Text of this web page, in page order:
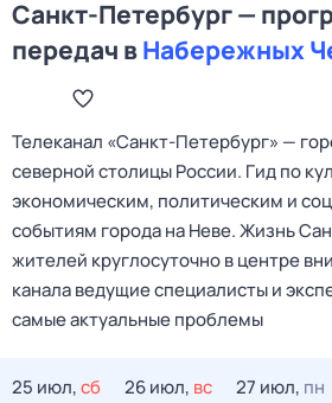
Санкт-Петербург —
передач вНабережных
Телеканал «Санкт‑Петербург» —
северной столицы России. Гид по
экономическим, политическим и
событиям города на Неве. Жизнь
жителей круглосуточно в центре
канала ведущие специалисты и
самые актуальные проблемы
25 июл,сб 26 июл, вс 27 июл, пн